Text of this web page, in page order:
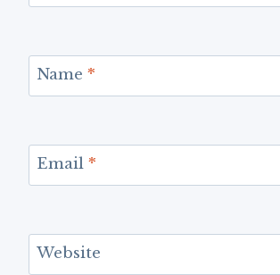
Name *
Email *
Website